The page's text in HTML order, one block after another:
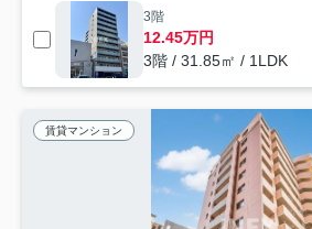
3階
12.45万円
3階 / 31.85㎡ / 1LDK
賃貸マンション